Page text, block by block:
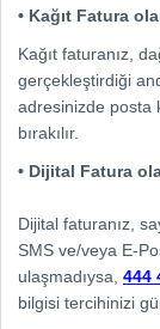
• Kağıt Fatura
Kağıt faturanız,
gerçekleştirdiği
adresinizde posta
bırakılır.
• Dijital Fatura
Dijital faturanız,
SMS ve/veya E-
ulaşmadıysa, 444
bilgisi tercihinizi